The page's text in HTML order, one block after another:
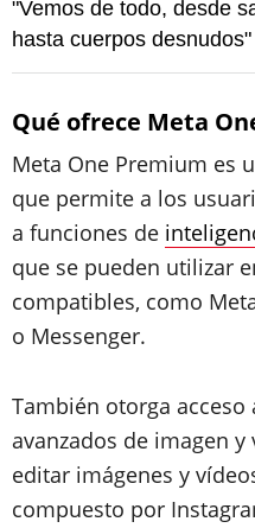
"Vemos de todo, desde
hasta cuerpos desnudos"
Qué ofrece Meta
Meta One Premium es
que permite a los
a funciones de
que se pueden utilizar
compatibles, como
o Messenger.
También otorga
avanzados de imagen
editar imágenes y
compuesto por